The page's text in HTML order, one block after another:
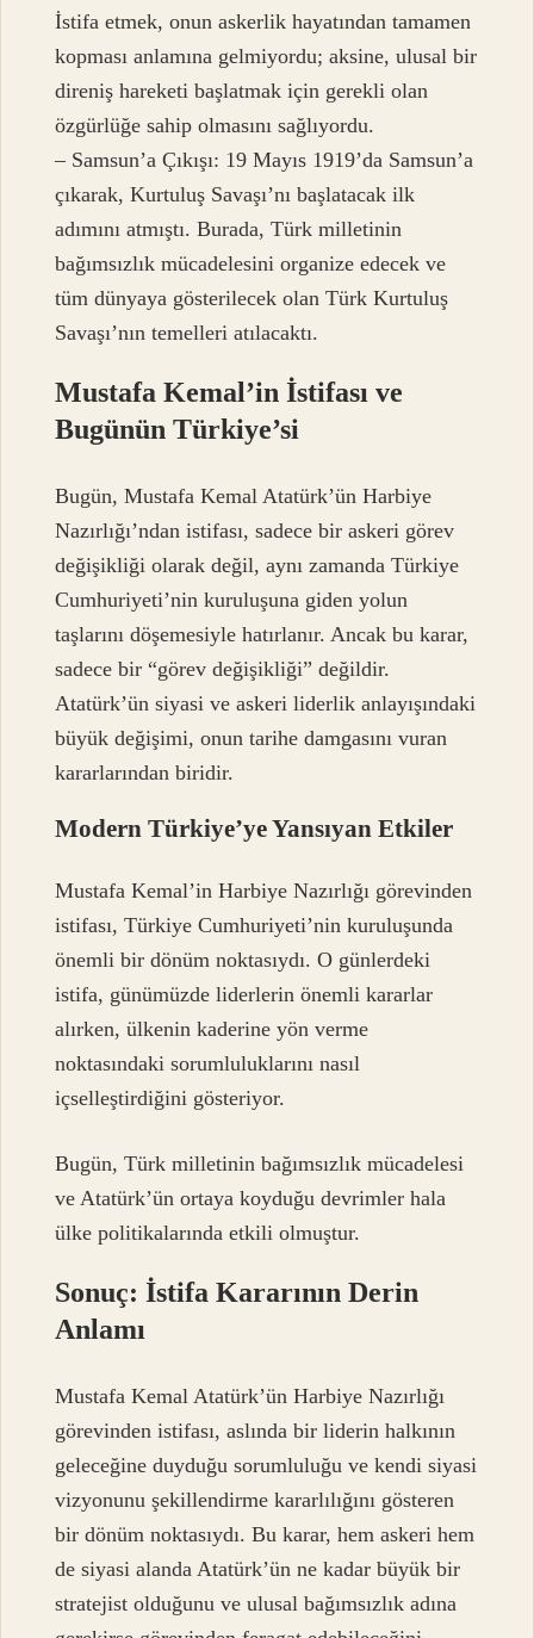
İstifa etmek, onun askerlik hayatından tamamen
kopması anlamına gelmiyordu; aksine, ulusal bir
direniş hareketi başlatmak için gerekli olan
özgürlüğe sahip olmasını sağlıyordu.
– Samsun’a Çıkışı: 19 Mayıs 1919’da Samsun’a
çıkarak, Kurtuluş Savaşı’nı başlatacak ilk
adımını atmıştı. Burada, Türk milletinin
bağımsızlık mücadelesini organize edecek ve
tüm dünyaya gösterilecek olan Türk Kurtuluş
Savaşı’nın temelleri atılacaktı.
Mustafa Kemal’in İstifası ve
Bugünün Türkiye’si
Bugün, Mustafa Kemal Atatürk’ün Harbiye
Nazırlığı’ndan istifası, sadece bir askeri görev
değişikliği olarak değil, aynı zamanda Türkiye
Cumhuriyeti’nin kuruluşuna giden yolun
taşlarını döşemesiyle hatırlanır. Ancak bu karar,
sadece bir “görev değişikliği” değildir.
Atatürk’ün siyasi ve askeri liderlik anlayışındaki
büyük değişimi, onun tarihe damgasını vuran
kararlarından biridir.
Modern Türkiye’ye Yansıyan Etkiler
Mustafa Kemal’in Harbiye Nazırlığı görevinden
istifası, Türkiye Cumhuriyeti’nin kuruluşunda
önemli bir dönüm noktasıydı. O günlerdeki
istifa, günümüzde liderlerin önemli kararlar
alırken, ülkenin kaderine yön verme
noktasındaki sorumluluklarını nasıl
içselleştirdiğini gösteriyor.
Bugün, Türk milletinin bağımsızlık mücadelesi
ve Atatürk’ün ortaya koyduğu devrimler hala
ülke politikalarında etkili olmuştur.
Sonuç: İstifa Kararının Derin
Anlamı
Mustafa Kemal Atatürk’ün Harbiye Nazırlığı
görevinden istifası, aslında bir liderin halkının
geleceğine duyduğu sorumluluğu ve kendi siyasi
vizyonunu şekillendirme kararlılığını gösteren
bir dönüm noktasıydı. Bu karar, hem askeri hem
de siyasi alanda Atatürk’ün ne kadar büyük bir
stratejist olduğunu ve ulusal bağımsızlık adına